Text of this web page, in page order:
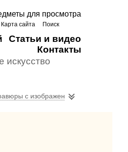
для просмотра
Карта сайта Поиск
Статьи и видео
Контакты
искусство
с изображением самураев